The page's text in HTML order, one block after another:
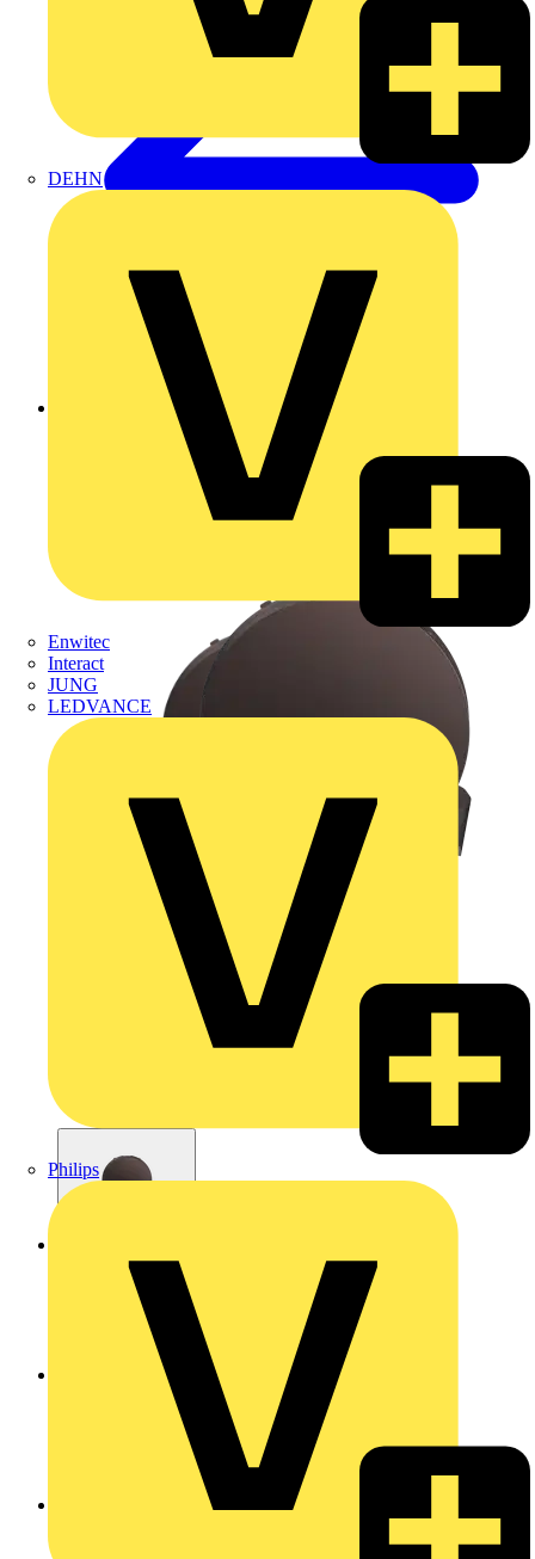
DEHN
Enwitec
Interact
JUNG
LEDVANCE
Philips
Zurück zu Produkte